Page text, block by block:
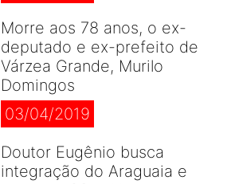
Morre aos 78 anos, o ex-
deputado e ex-prefeito de
Várzea Grande, Murilo
Domingos
03/04/2019
Doutor Eugênio busca
integração do Araguaia e